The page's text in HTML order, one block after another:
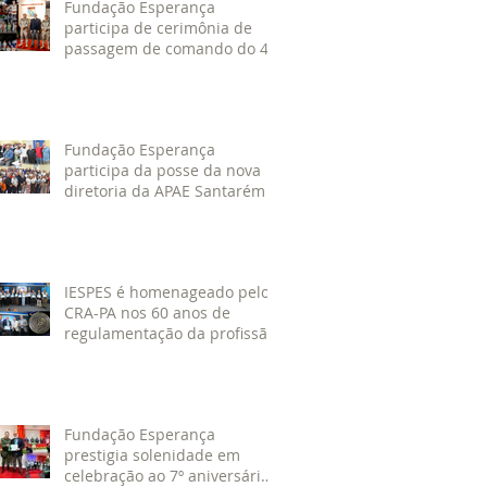
Fundação Esperança
participa de cerimônia de
passagem de comando do 4º
Fundação Esperança
participa da posse da nova
diretoria da APAE Santarém
IESPES é homenageado pelo
CRA-PA nos 60 anos de
regulamentação da profissão
Fundação Esperança
prestigia solenidade em
celebração ao 7º aniversário